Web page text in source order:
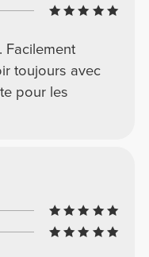
Facilement
toujours avec
pour les